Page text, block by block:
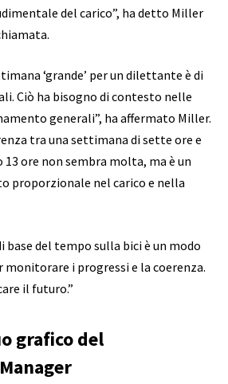
del carico”, ha detto Miller
‘grande’ per un dilettante è di
Ciò ha bisogno di contesto nelle
generali”, ha affermato Miller.
tra una settimana di sette ore e
13 ore non sembra molta, ma è un
proporzionale nel carico e nella
base del tempo sulla bici è un modo
monitorare i progressi e la coerenza.
il futuro.”
grafico del